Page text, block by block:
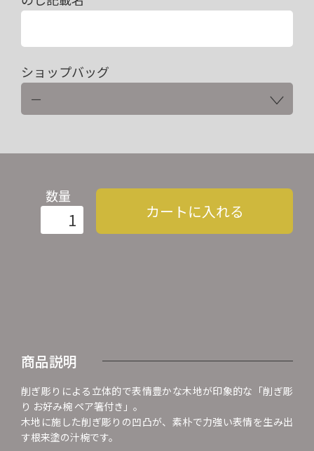
ショップバッグ
数量
カートに入れる
商品説明
削ぎ彫りによる立体的で表情豊かな木地が印象的な「削ぎ彫
り お好み椀 ペア箸付き」。
木地に施した削ぎ彫りの凹凸が、素朴で力強い表情を生み出
す根来塗の汁椀です。